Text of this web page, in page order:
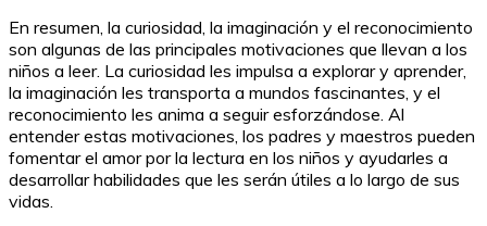
En resumen, la curiosidad, la imaginación y el reconocimiento
son algunas de las principales motivaciones que llevan a los
niños a leer. La curiosidad les impulsa a explorar y aprender,
la imaginación les transporta a mundos fascinantes, y el
reconocimiento les anima a seguir esforzándose. Al
entender estas motivaciones, los padres y maestros pueden
fomentar el amor por la lectura en los niños y ayudarles a
desarrollar habilidades que les serán útiles a lo largo de sus
vidas.